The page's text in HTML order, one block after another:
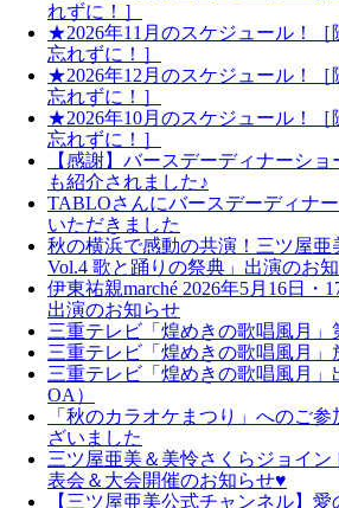
れずに！］
★2026年11月のスケジュール！［
忘れずに！］
★2026年12月のスケジュール！［
忘れずに！］
★2026年10月のスケジュール！［
忘れずに！］
【感謝】バースデーディナーシ
も紹介されました♪
TABLOさんにバースデーディナ
いただきました
秋の横浜で感動の共演！三ツ屋亜
Vol.4 歌と踊りの祭典」出演のお
伊東祐親marché 2026年5月16日・
出演のお知らせ
三重テレビ「煌めきの歌唱風月」
三重テレビ「煌めきの歌唱風月」
三重テレビ「煌めきの歌唱風月」
OA）
「秋のカラオケまつり」へのご
ざいました
三ツ屋亜美＆美怜さくらジョイ
表会＆大会開催のお知らせ♥
【三ツ屋亜美公式チャンネル】